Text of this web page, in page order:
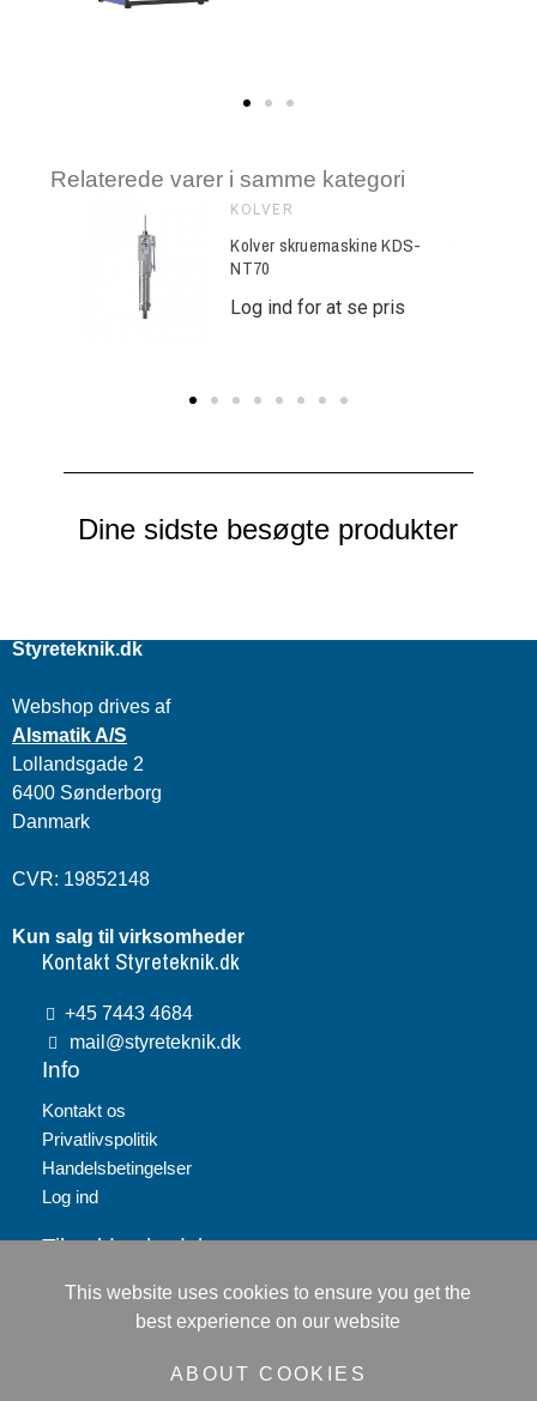
Relaterede varer i samme kategori
KOLVER
Kolver skruemaskine KDS-
NT70
Log ind for at se pris
Dine sidste besøgte produkter
Styreteknik.dk
Webshop drives af
Alsmatik A/S
Lollandsgade 2
6400 Sønderborg
Danmark
CVR: 19852148
Kun salg til virksomheder
Kontakt Styreteknik.dk
+45 7443 4684
mail@styreteknik.dk
Info
Kontakt os
Privatlivspolitik
Handelsbetingelser
Log ind
Tilmeld nyhedsbrev
Tilmeld
Jeg acceptererpersondatapolitikken
This website uses cookies to ensure you get the
best experience on our website
ABOUT COOKIES